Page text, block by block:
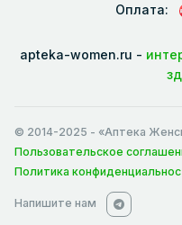
Оплата:
apteka-women.ru -
© 2014-2025 - «Аптека
Пользовательское
Политика
Напишите нам